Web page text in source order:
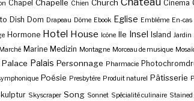
Chapel Chapelle Chien Church Cinema
Dish Dom Drapeau Dôme Ebook Eglise Emblème En-cas
Hormone Hotel House Icône Ile Insel Island Jardin
Marché Marine Medizin Montagne Morceau de musique
Palace Palais Personnage Pharmacie
Poésie Presbytère Produit naturel Pâtisserie
Skyscraper Song Sonnet Spécialité culinaire Stained